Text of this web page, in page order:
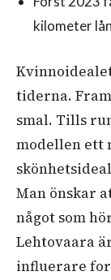
kilometer
tiderna.
smal. Tills
modellen ett
Man önskar
något som
Lehtovaara
influerare